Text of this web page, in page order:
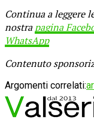
Continua a leggere
nostrapagina
WhatsApp
Contenuto
Argomenti correlati: